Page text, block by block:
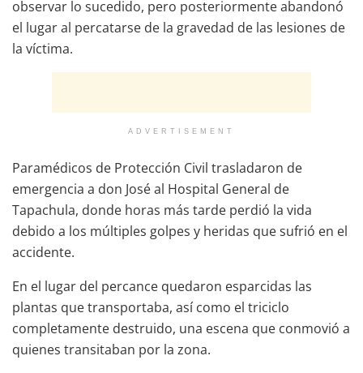
observar lo sucedido, pero posteriormente abandonó
el lugar al percatarse de la gravedad de las lesiones de
la víctima.
ADVERTISEMENT
Paramédicos de Protección Civil trasladaron de
emergencia a don José al Hospital General de
Tapachula, donde horas más tarde perdió la vida
debido a los múltiples golpes y heridas que sufrió en el
accidente.
En el lugar del percance quedaron esparcidas las
plantas que transportaba, así como el triciclo
completamente destruido, una escena que conmovió a
quienes transitaban por la zona.